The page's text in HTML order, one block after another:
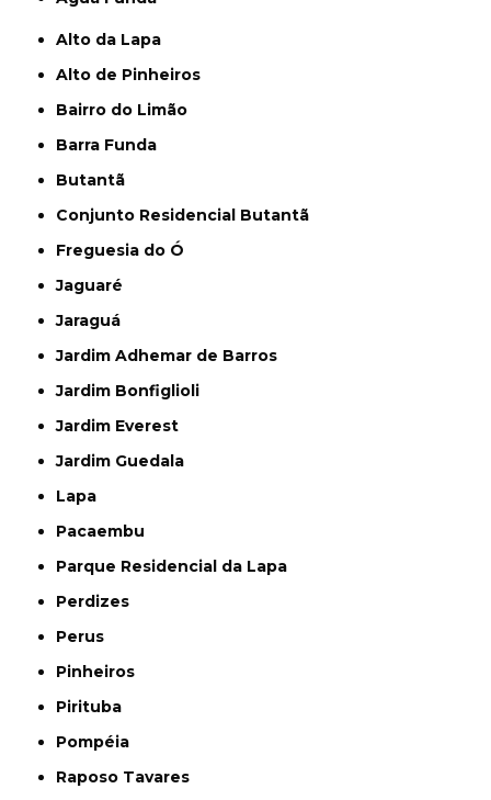
Alto da Lapa
Alto de Pinheiros
Bairro do Limão
Barra Funda
Butantã
Conjunto Residencial Butantã
Freguesia do Ó
Jaguaré
Jaraguá
Jardim Adhemar de Barros
Jardim Bonfiglioli
Jardim Everest
Jardim Guedala
Lapa
Pacaembu
Parque Residencial da Lapa
Perdizes
Perus
Pinheiros
Pirituba
Pompéia
Raposo Tavares